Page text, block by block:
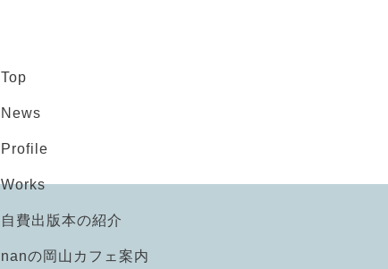
Top
News
Profile
Works
自費出版本の紹介
nanの岡山カフェ案内